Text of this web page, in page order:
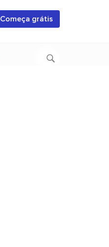
Começa grátis